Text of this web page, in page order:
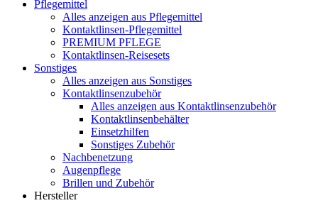
Pflegemittel
Alles anzeigen aus Pflegemittel
Kontaktlinsen-Pflegemittel
PREMIUM PFLEGE
Kontaktlinsen-Reisesets
Sonstiges
Alles anzeigen aus Sonstiges
Kontaktlinsenzubehör
Alles anzeigen aus Kontaktlinsenzubehör
Kontaktlinsenbehälter
Einsetzhilfen
Sonstiges Zubehör
Nachbenetzung
Augenpflege
Brillen und Zubehör
Hersteller